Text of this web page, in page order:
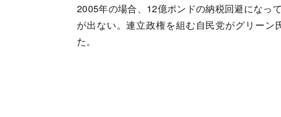
2005年の場合、12億ポンドの納税回避になっ
が出ない。連立政権を組む自民党がグリー
た。